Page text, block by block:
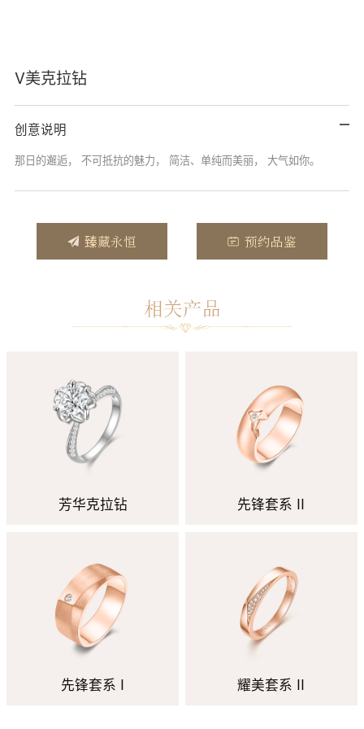
V美克拉钻
创意说明
那日的邂逅， 不可抵抗的魅力， 简洁、单纯而美丽， 大气如你。
臻藏永恒 预约品鉴
芳华克拉钻 先锋套系 II
先锋套系 I 耀美套系 II